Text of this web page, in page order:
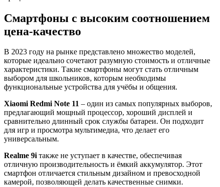
Смартфоны с высоким соотношением
цена-качество
В 2023 году на рынке представлено множество моделей,
которые идеально сочетают разумную стоимость и отличные
характеристики. Такие смартфоны могут стать отличным
выбором для школьников, которым необходимы
функциональные устройства для учёбы и общения.
Xiaomi Redmi Note 11 – один из самых популярных выборов,
предлагающий мощный процессор, хороший дисплей и
сравнительно длинный срок службы батареи. Он подходит
для игр и просмотра мультимедиа, что делает его
универсальным.
Realme 9iтакже не уступает в качестве, обеспечивая
отличную производительность и ёмкий аккумулятор. Этот
смартфон отличается стильным дизайном и превосходной
камерой, позволяющей делать качественные снимки.